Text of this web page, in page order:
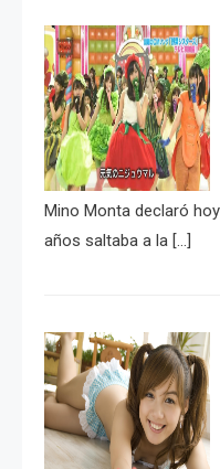
Mino Monta declaró
años saltaba a la […]